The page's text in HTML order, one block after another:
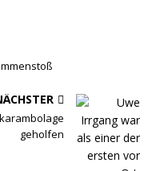
geholfen